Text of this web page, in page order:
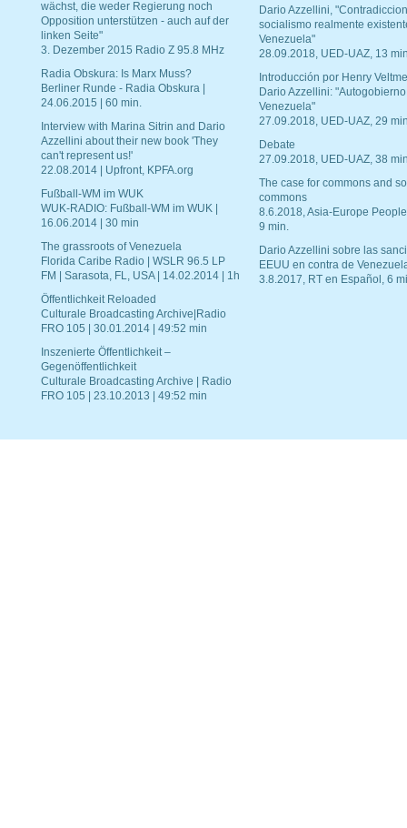
wächst, die weder Regierung noch
Opposition unterstützen - auch auf der
linken Seite"
3. Dezember 2015 Radio Z 95.8 MHz
Radia Obskura: Is Marx Muss?
Berliner Runde - Radia Obskura |
24.06.2015 | 60 min.
Interview with Marina Sitrin and Dario
Azzellini about their new book 'They
can't represent us!'
22.08.2014 | Upfront, KPFA.org
Fußball-WM im WUK
WUK-RADIO: Fußball-WM im WUK |
16.06.2014 | 30 min
The grassroots of Venezuela
Florida Caribe Radio | WSLR 96.5 LP
FM | Sarasota, FL, USA | 14.02.2014 | 1h
Öffentlichkeit Reloaded
Culturale Broadcasting Archive|Radio
FRO 105 | 30.01.2014 | 49:52 min
Inszenierte Öffentlichkeit –
Gegenöffentlichkeit
Culturale Broadcasting Archive | Radio
FRO 105 | 23.10.2013 | 49:52 min
Dario Azzellini,
socialismo realmente
Venezuela"
28.09.2018, UED-UAZ, 13
Introducción por Henry
Dario Azzellini:
Venezuela"
27.09.2018, UED-UAZ, 29
Debate
27.09.2018, UED-UAZ, 38
The case for commons and
commons
8.6.2018, Asia-Europe
9 min.
Dario Azzellini sobre las
EEUU en contra de
3.8.2017, RT en Español, 6